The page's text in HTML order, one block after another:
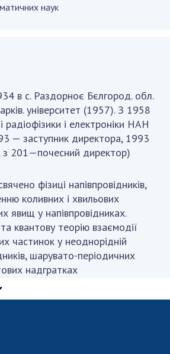
і математичних
біологічних наук
і гуманітарних наук
комісії
МОН та НАН України
наук
в с. Раздорноє Бєлгород. обл.
університет (1957). З 1958
радіофізики і електроніки НАН
— заступник директора, 1993
201—почесний директор)
фізиці напівпровідників,
коливних і хвильових
явищ у напівпровідниках.
квантову теорію взаємодії
частинок у неоднорідній
шарувато-періодичних
надгратках